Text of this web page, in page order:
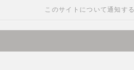
このサイトについて通知する